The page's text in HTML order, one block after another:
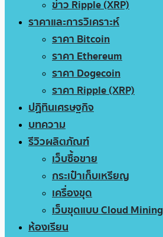
ข่าว Ripple (XRP)
ราคาและการวิเคราะห์
ราคา Bitcoin
ราคา Ethereum
ราคา Dogecoin
ราคา Ripple (XRP)
ปฏิทินเศรษฐกิจ
บทความ
รีวิวผลิตภัณฑ์
เว็บซื้อขาย
กระเป๋าเก็บเหรียญ
เครื่องขุด
เว็บขุดแบบ Cloud Mining
ห้องเรียน